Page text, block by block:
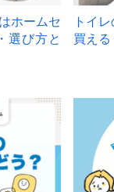
ホームセ
選び方と
トイ
買え